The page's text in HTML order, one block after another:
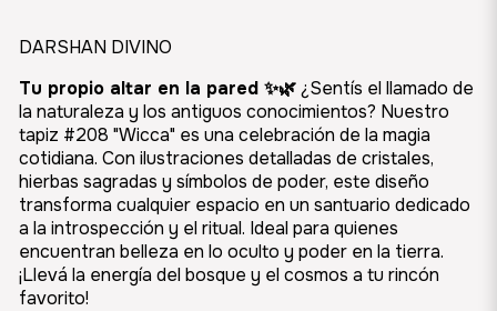
DARSHAN DIVINO
Tu propio altar en la pared ✨🌿¿Sentís el llamado de
la naturaleza y los antiguos conocimientos? Nuestro
tapiz #208 "Wicca" es una celebración de la magia
cotidiana. Con ilustraciones detalladas de cristales,
hierbas sagradas y símbolos de poder, este diseño
transforma cualquier espacio en un santuario dedicado
a la introspección y el ritual. Ideal para quienes
encuentran belleza en lo oculto y poder en la tierra.
¡Llevá la energía del bosque y el cosmos a tu rincón
favorito!